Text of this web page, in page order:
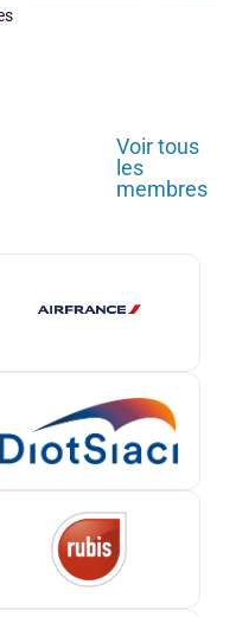
Voir tous
les
membres